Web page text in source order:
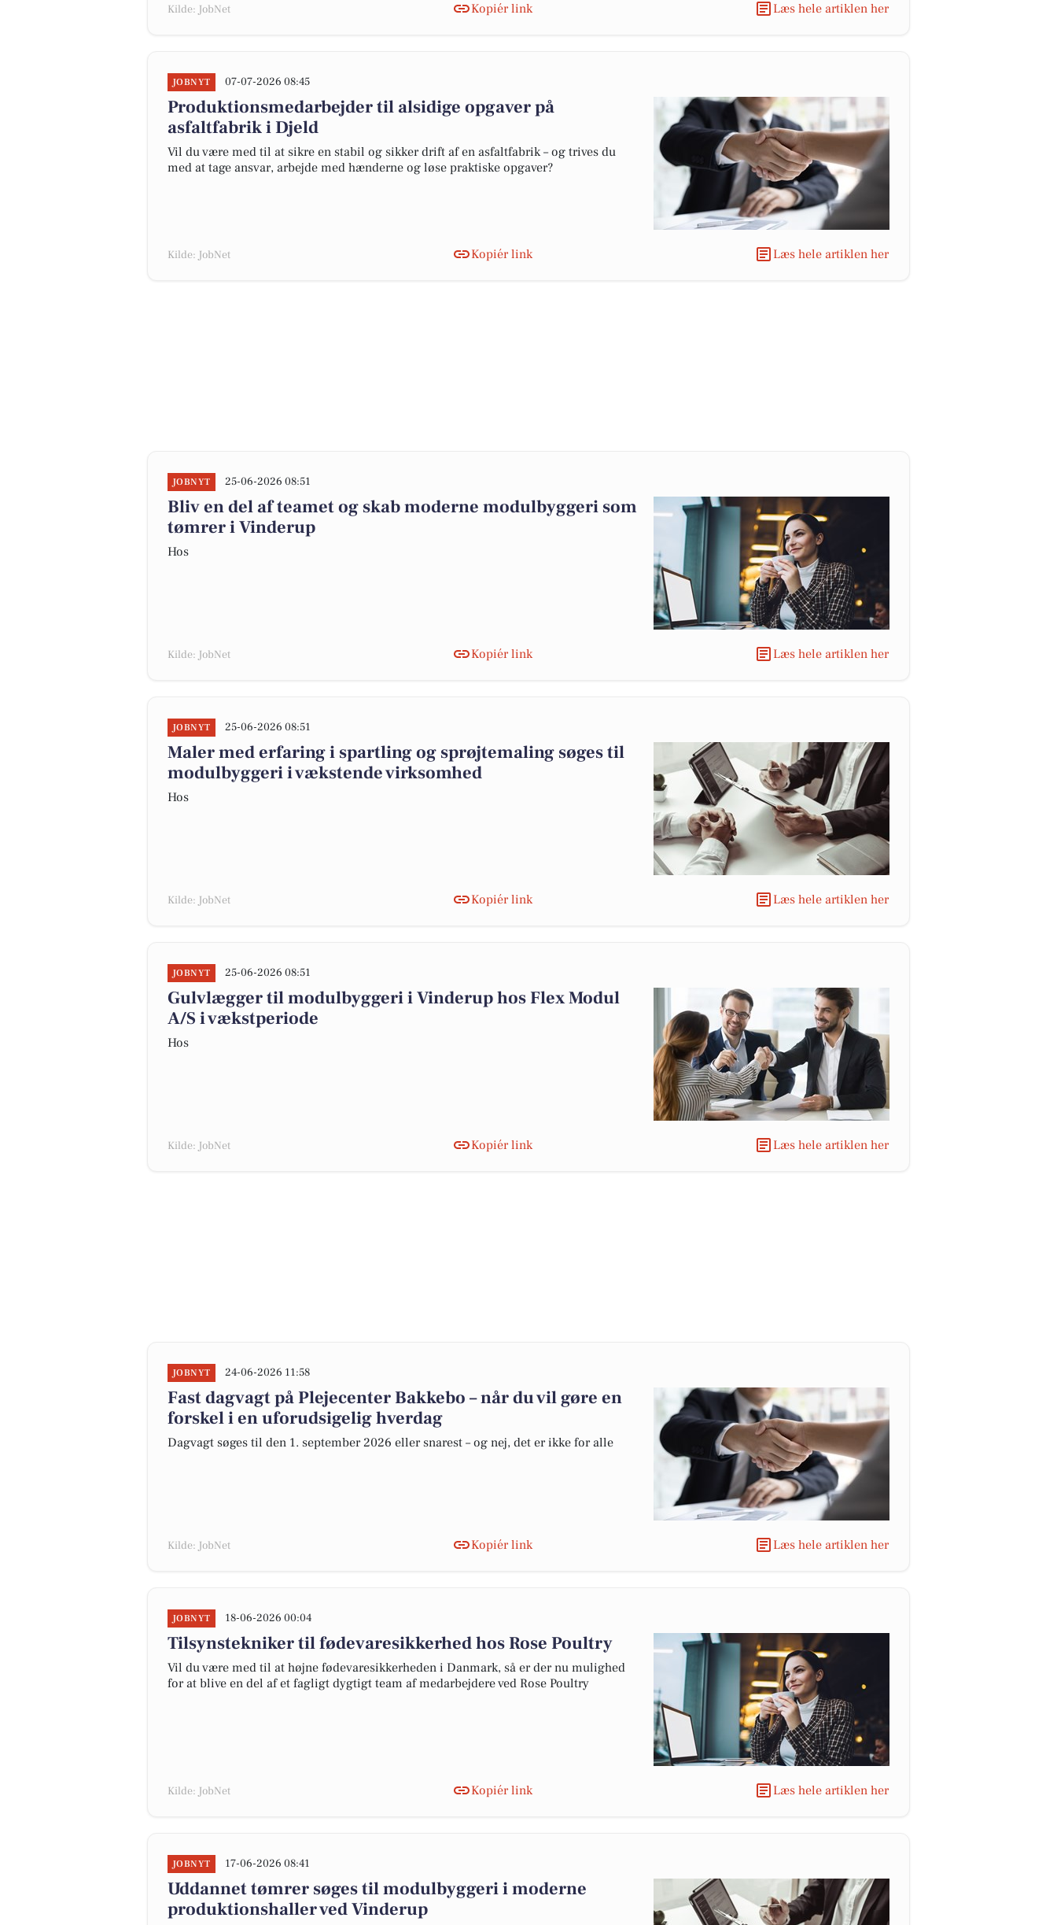
Kilde: JobNet Kopiér link Læs hele artiklen her
JOBNYT 07-07-2026 08:45
Produktionsmedarbejder til alsidige opgaver på
asfaltfabrik i Djeld
Vil du være med til at sikre en stabil og sikker drift af en asfaltfabrik – og trives du
med at tage ansvar, arbejde med hænderne og løse praktiske opgaver?
Kilde: JobNet Kopiér link Læs hele artiklen her
JOBNYT 25-06-2026 08:51
Bliv en del af teamet og skab moderne modulbyggeri som
tømrer i Vinderup
Hos
Kilde: JobNet Kopiér link Læs hele artiklen her
JOBNYT 25-06-2026 08:51
Maler med erfaring i spartling og sprøjtemaling søges til
modulbyggeri i vækstende virksomhed
Hos
Kilde: JobNet Kopiér link Læs hele artiklen her
JOBNYT 25-06-2026 08:51
Gulvlægger til modulbyggeri i Vinderup hos Flex Modul
A/S i vækstperiode
Hos
Kilde: JobNet Kopiér link Læs hele artiklen her
JOBNYT 24-06-2026 11:58
Fast dagvagt på Plejecenter Bakkebo – når du vil gøre en
forskel i en uforudsigelig hverdag
Dagvagt søges til den 1. september 2026 eller snarest – og nej, det er ikke for alle
Kilde: JobNet Kopiér link Læs hele artiklen her
JOBNYT 18-06-2026 00:04
Tilsynstekniker til fødevaresikkerhed hos Rose Poultry
Vil du være med til at højne fødevaresikkerheden i Danmark, så er der nu mulighed
for at blive en del af et fagligt dygtigt team af medarbejdere ved Rose Poultry
Kilde: JobNet Kopiér link Læs hele artiklen her
JOBNYT 17-06-2026 08:41
Uddannet tømrer søges til modulbyggeri i moderne
produktionshaller ved Vinderup